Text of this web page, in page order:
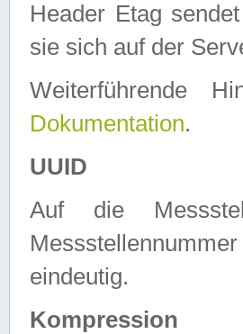
Header Etag
sie sich auf der
Dokumentation.
UUID
Auf die
eindeutig.
Kompression